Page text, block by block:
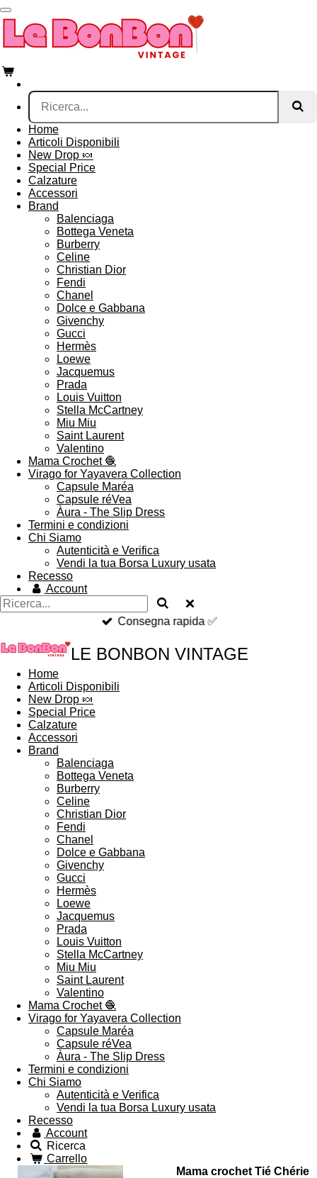
Vai
contenuto
principale
Home
Articoli Disponibili
New Drop 🍬
Special Price
Calzature
Accessori
Brand
Balenciaga
Bottega Veneta
Burberry
Celine
Christian Dior
Fendi
Chanel
Dolce e Gabbana
Givenchy
Gucci
Hermès
Loewe
Jacquemus
Prada
Louis Vuitton
Stella McCartney
Miu Miu
Saint Laurent
Valentino
Mama Crochet 🧶
Virago for Yayavera Collection
Capsule Maréa
Capsule réVea
Àura - The Slip Dress
Termini e condizioni
Chi Siamo
Autenticità e Verifica
Vendi la tua Borsa Luxury usata
Recesso
Account
Consegna rapida ✅
LE BONBON VINTAGE
Home
Articoli Disponibili
New Drop 🍬
Special Price
Calzature
Accessori
Brand
Balenciaga
Bottega Veneta
Burberry
Celine
Christian Dior
Fendi
Chanel
Dolce e Gabbana
Givenchy
Gucci
Hermès
Loewe
Jacquemus
Prada
Louis Vuitton
Stella McCartney
Miu Miu
Saint Laurent
Valentino
Mama Crochet 🧶
Virago for Yayavera Collection
Capsule Maréa
Capsule réVea
Àura - The Slip Dress
Termini e condizioni
Chi Siamo
Autenticità e Verifica
Vendi la tua Borsa Luxury usata
Recesso
Account
Ricerca
Carrello
Mama crochet Tié Chérie